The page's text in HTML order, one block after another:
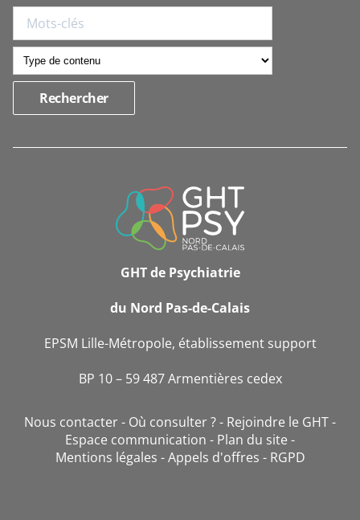
INFORMATIONS
GHT de Psychiatrie
du Nord Pas-de-Calais
EPSM Lille-Métropole, établissement support
BP 10 – 59 487 Armentières cedex
Nous contacter Où consulter ?
Rejoindre le GHT
Espace communication
Plan du site
Mentions légales
Appels d'offres RGPD